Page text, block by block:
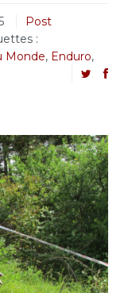
Post
:
Monde, Enduro,